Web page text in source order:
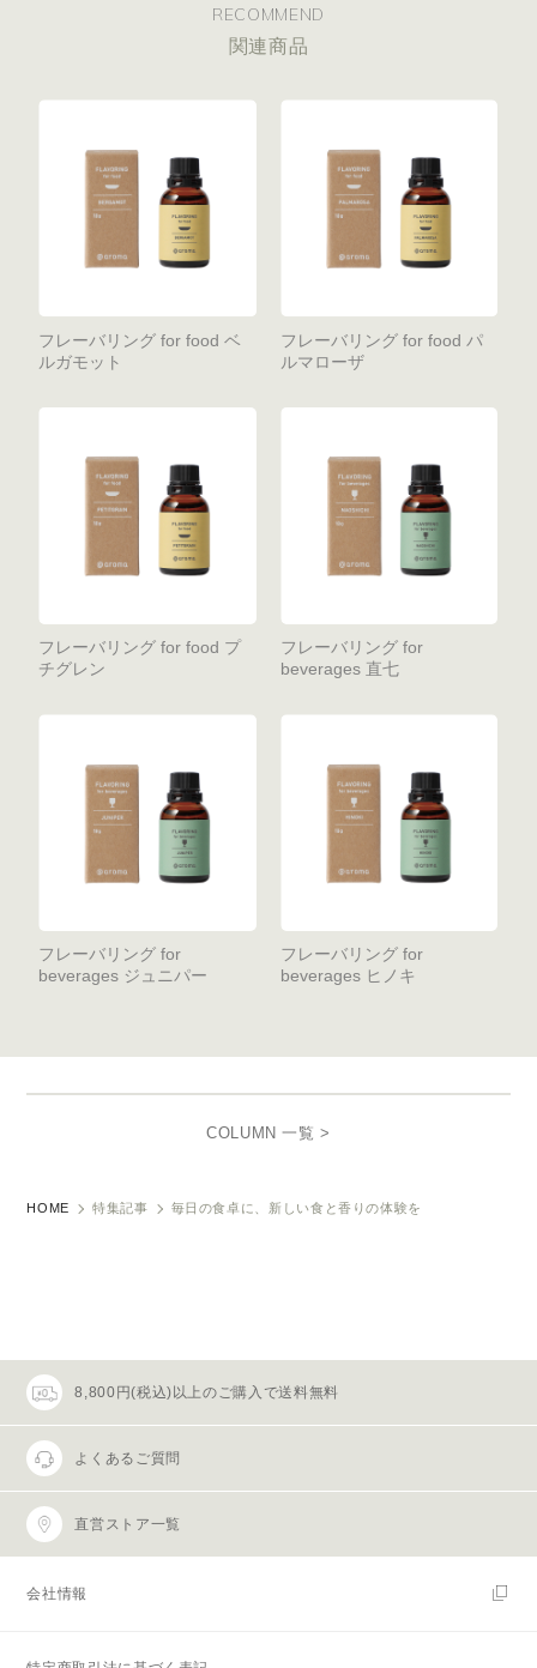
RECOMMEND
関連商品
フレーバリング for food ベ
ルガモット
フレーバリング for food パ
ルマローザ
フレーバリング for food プ
チグレン
フレーバリング for
beverages 直七
フレーバリング for
beverages ジュニパー
フレーバリング for
beverages ヒノキ
COLUMN 一覧 >
HOME 特集記事 毎日の食卓に、新しい食と香りの体験を
8,800円(税込)以上のご購入で送料無料
よくあるご質問
直営ストア一覧
会社情報